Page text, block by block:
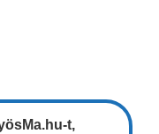
t,